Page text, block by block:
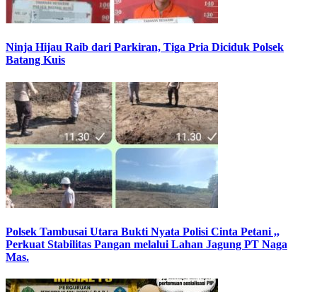
Ninja Hijau Raib dari Parkiran, Tiga Pria Diciduk Polsek
Batang Kuis
Polsek Tambusai Utara Bukti Nyata Polisi Cinta Petani ,,
Perkuat Stabilitas Pangan melalui Lahan Jagung PT Naga
Mas.